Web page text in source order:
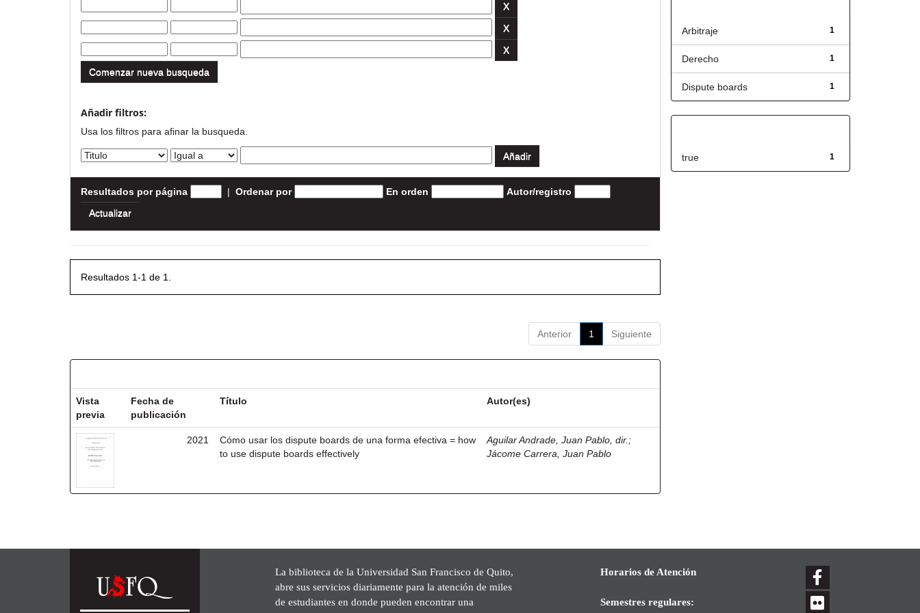
Comenzar nueva busqueda
Añadir filtros:
Usa los filtros para afinar la busqueda.
Resultados por página | Ordenar por En orden Autor/registro
Resultados 1-1 de 1.
Anterior 1 Siguiente
Vista
previa
Fecha de
publicación
Título Autor(es)
2021
Cómo usar los dispute boards de una forma efectiva = how
to use dispute boards effectively
Aguilar Andrade, Juan Pablo, dir. ;
Jácome Carrera, Juan Pablo
1
Arbitraje
1
Derecho
1
Dispute boards
1
true
La biblioteca de la Universidad San Francisco de Quito,
abre sus servicios diariamente para la atención de miles
de estudiantes en donde pueden encontrar una
Horarios de Atención
Semestres regulares: